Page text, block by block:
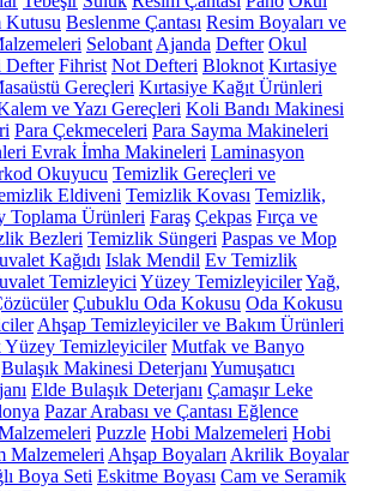
Kutusu Beslenme Çantası Resim Boyaları ve
Selobant Ajanda Defter Okul
Defter Fihrist Not Defteri Bloknot Kırtasiye
Gereçleri Kırtasiye Kağıt Ürünleri
ve Yazı Gereçleri Koli Bandı Makinesi
Para Çekmeceleri Para Sayma Makineleri
Evrak İmha Makineleri Laminasyon
Okuyucu Temizlik Gereçleri ve
Eldiveni Temizlik Kovası Temizlik,
Toplama Ürünleri Faraş Çekpas Fırça ve
Bezleri Temizlik Süngeri Paspas ve Mop
Kağıdı Islak Mendil Ev Temizlik
Temizleyici Yüzey TemizleyicilerYağ,
Çubuklu Oda Kokusu Oda Kokusu
Ahşap Temizleyiciler ve Bakım Ürünleri
Yüzey Temizleyiciler Mutfak ve Banyo
Bulaşık Makinesi Deterjanı Yumuşatıcı
Elde Bulaşık Deterjanı Çamaşır Leke
Pazar Arabası ve Çantası Eğlence
Puzzle Hobi Malzemeleri Hobi
Malzemeleri Ahşap Boyaları Akrilik Boyalar
Boya Seti Eskitme Boyası Cam ve Seramik